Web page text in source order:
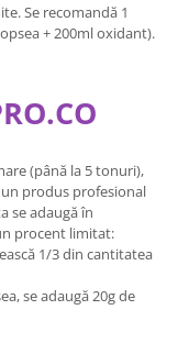
Se recomandă 1
+ 200ml oxidant).
(până la 5 tonuri),
un produs profesional
se adaugă în
procent limitat:
1/3 din cantitatea
se adaugă 20g de